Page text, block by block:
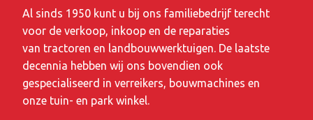
Al sinds 1950 kunt u bij ons familiebedrijf terecht
voor de verkoop, inkoop en de reparaties
van tractoren en landbouwwerktuigen. De laatste
decennia hebben wij ons bovendien ook
gespecialiseerd in verreikers, bouwmachines en
onze tuin- en park winkel.